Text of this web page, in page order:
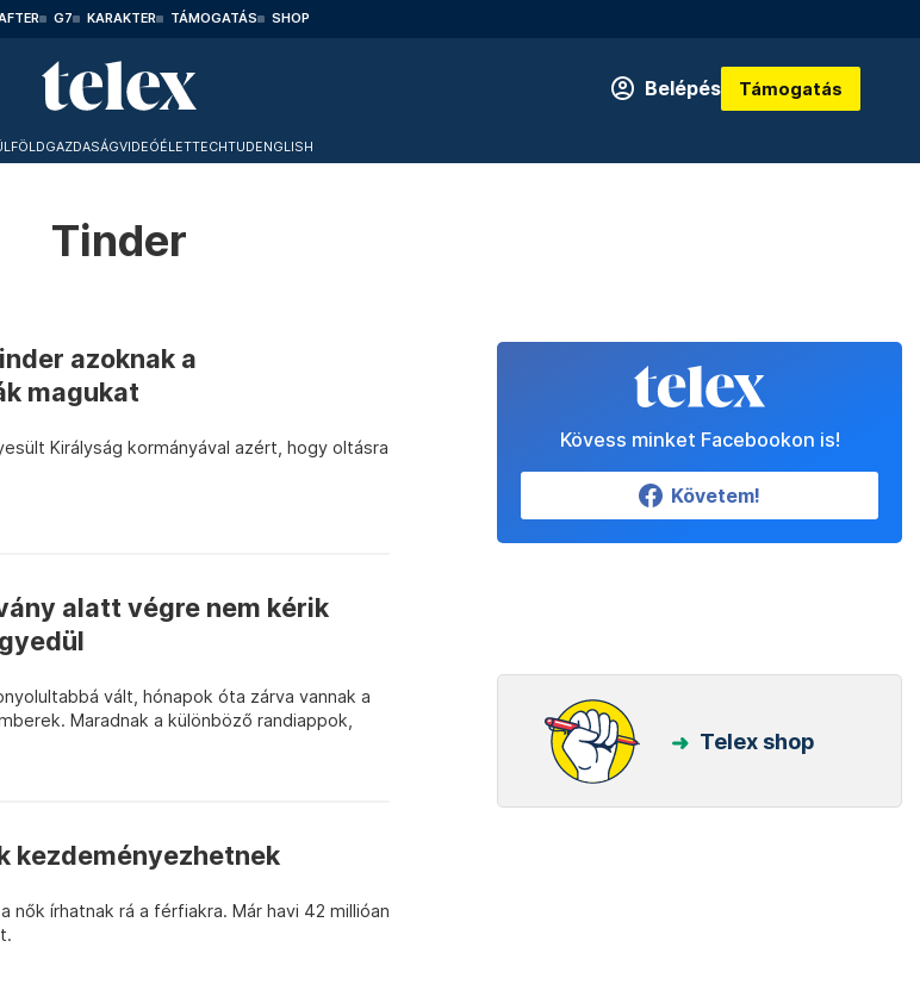
G7 KARAKTER TÁMOGATÁS SHOP
Belépés Támogatás
GAZDASÁGVIDEÓÉLETTECHTUDENGLISH
Tinder
azoknak a
magukat
Királyság kormányával azért, hogy oltásra
alatt végre nem kérik
vált, hónapok óta zárva vannak a
Maradnak a különböző randiappok,
kezdeményezhetnek
írhatnak rá a férfiakra. Már havi 42 millióan
Kövess minket Facebookon is!
Követem!
Telex shop